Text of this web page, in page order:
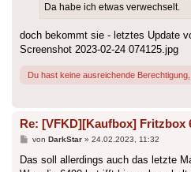
Da habe ich etwas verwechselt.
doch bekommt sie - letztes Update
Screenshot 2023-02-24 074125.jpg
Du hast keine ausreichende
Re: [VFKD][Kaufbox] Fritzbox
Beitrag
von DarkStar» 24.02.2023, 11:32
Das soll allerdings auch das letzte